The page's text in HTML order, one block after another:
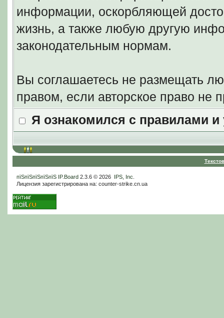
информации, оскорбляющей
жизнь, а также любую другую
законодательным нормам.
Вы соглашаетесь не размещать
правом, если авторское право
Я ознакомился с правилами
пїЅпїЅпїЅпїЅпїЅ IP.Board2.3.6 © 2026 IPS, Inc
Лицензия зарегистрирована на: counter-strike.cn.ua